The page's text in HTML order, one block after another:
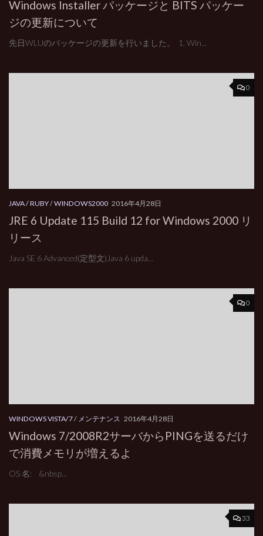
Windows Installer パッケージと BITS パッケー
ジの更新について
先日WLUのパッケージの更新を行いました。 1. Win...
0
JAVA / RUBY/WINDOWS2000 2016年4月28日
JRE 6 Update 115 Build 12 for Windows 2000 リ
リース
Java SE 6 Advanced(定型文)Java 6 upda...
0
WINDOWS VISTA/7/ メンテナンス 2016年4月28日
Windows 7/2008R2サーバからPINGを送るだけ
で消費メモリが増えるよ
OS 名: &nbsp...
33